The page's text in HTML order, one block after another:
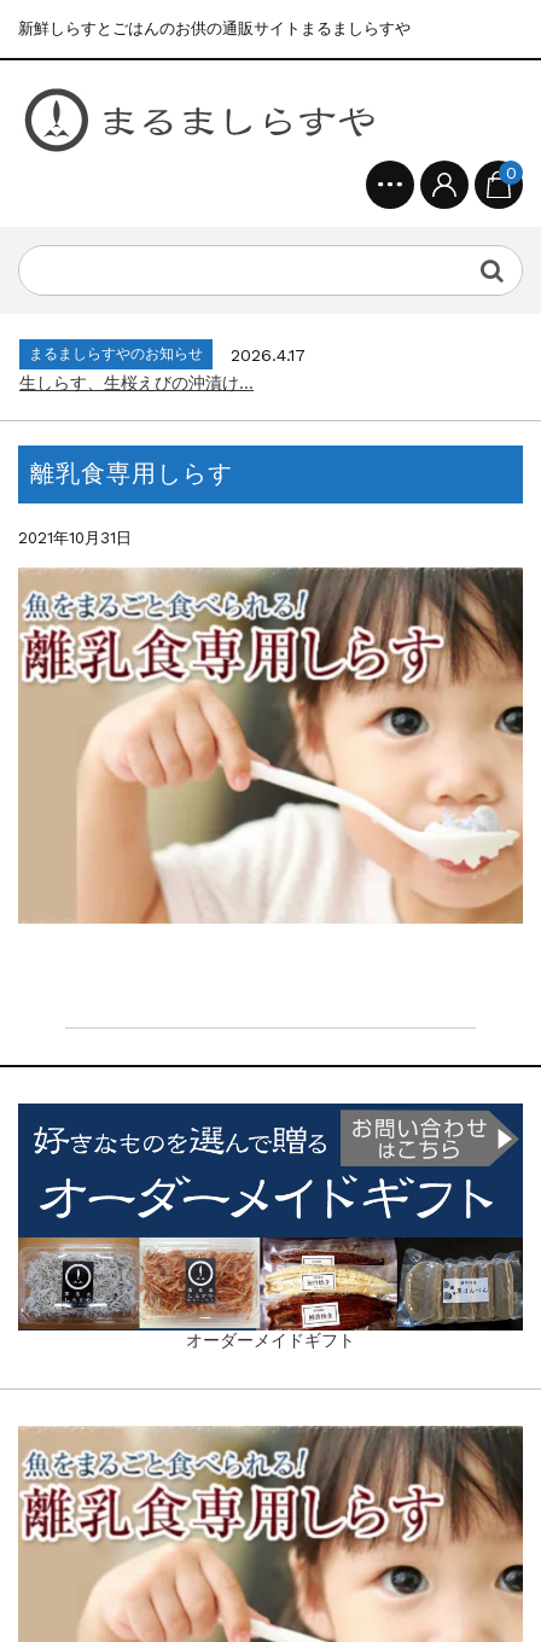
新鮮しらすとごはんのお供の通販サイトまるましらすや
0
夏の贈り物...
まるましらすやのお知らせ
2026.5.13
まるましらすやのお知らせ
2026.4.17
生しらす、生桜えびの沖漬け...
まるましらすやのお知らせ
2026.1.15
まるましらすやのお知らせ
まるましらすやのお知らせ
2026.5.13
父の日の贈り物...
まるましらすやのお知らせ
2026.4.17
生しらす、生桜えびの沖漬け...
まるましらすやのお知らせ
2026.3.21
しらす、桜えび新漁始まりました！！...
まるましらすやのお知らせ
2026.1.15
合格を❝しらす❞！！知らせよう！...
離乳食専用しらす
2021年10月31日
オーダーメイドギフト